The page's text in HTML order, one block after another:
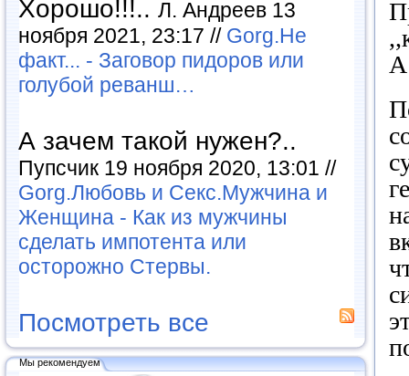
Хорошо!!!.. Л. Андреев 13
ноября 2021, 23:17 // Gorg.Не
факт... - Заговор пидоров или
голубой реванш…
А зачем такой нужен?..
Пупсчик 19 ноября 2020, 13:01 //
Gorg.Любовь и Секс.Мужчина и
Женщина - Как из мужчины
сделать импотента или
осторожно Стервы.
Посмотреть все
Мы рекомендуем
А